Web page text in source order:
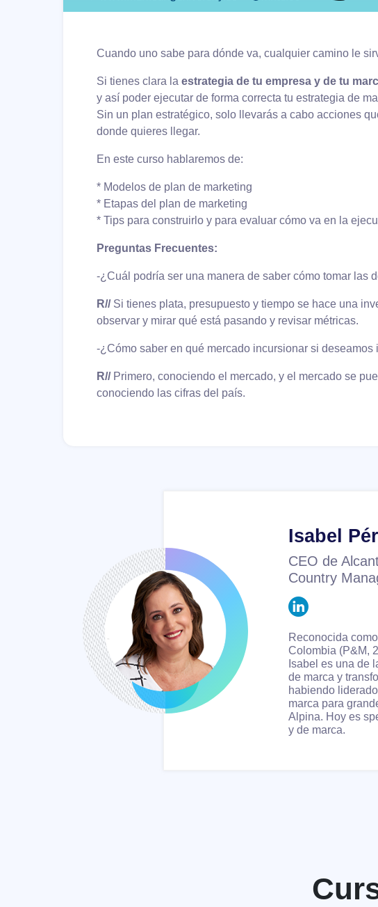
Cuando uno sabe para dónde va, cualquier camino le
Si tienes clara la estrategia de tu empresa y de tu
y así poder ejecutar de forma correcta tu estrategia de
Sin un plan estratégico, solo llevarás a cabo acciones
donde quieres llegar.
En este curso hablaremos de:
* Modelos de plan de marketing
* Etapas del plan de marketing
* Tips para construirlo y para evaluar cómo va en la
Preguntas Frecuentes:
-¿Cuál podría ser una manera de saber cómo tomar las
R//Si tienes plata, presupuesto y tiempo se hace una
observar y mirar qué está pasando y revisar métricas.
-¿Cómo saber en qué mercado incursionar si
R//Primero, conociendo el mercado, y el mercado se
conociendo las cifras del país.
Isabel
CEO de
Country
Reconocida
Colombia (P&M,
Isabel es una de
de marca y
habiendo
marca para
Alpina. Hoy es
y de marca.